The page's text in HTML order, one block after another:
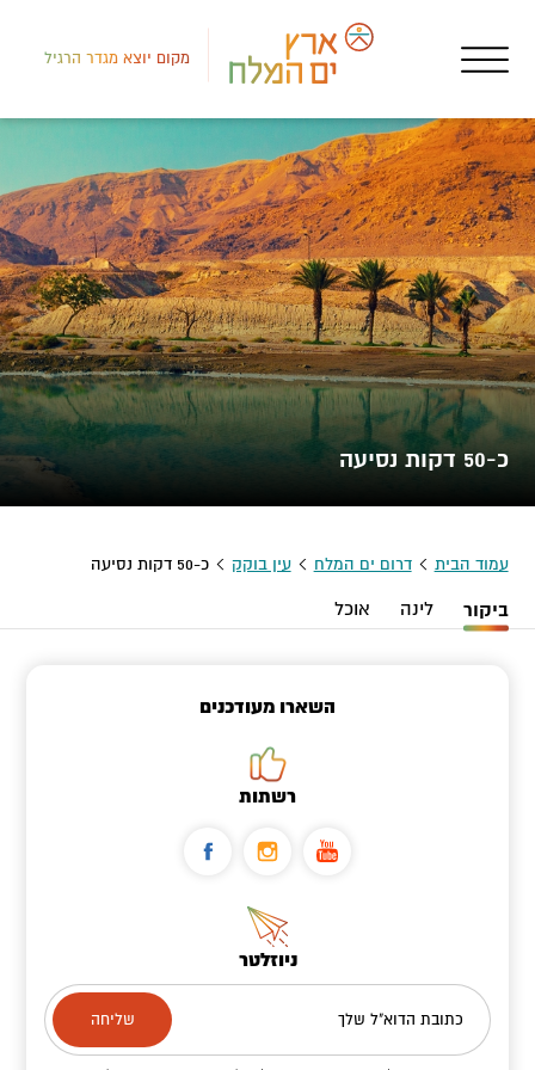
מקום יוצא מגדר הרגיל
כ-50 דקות נסיעה
עמוד הבית דרום ים המלח עין בוקק כ-50 דקות נסיעה
ביקור לינה אוכל
השארו מעודכנים
רשתות
ניוזלטר
כתובת הדוא"ל שלך
לב